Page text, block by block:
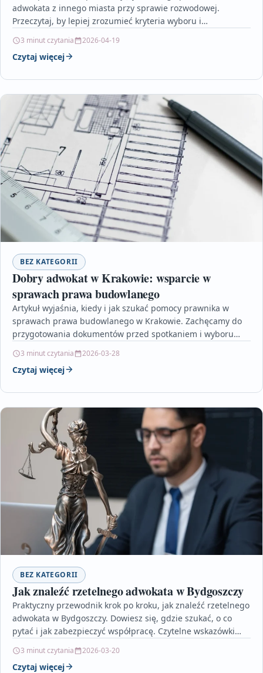
adwokata z innego miasta przy sprawie rozwodowej.
Przeczytaj, by lepiej zrozumieć kryteria wyboru i
3 minut czytania 2026-04-19
Czytaj więcej
BEZ KATEGORII
Dobry adwokat w Krakowie: wsparcie w
sprawach prawa budowlanego
Artykuł wyjaśnia, kiedy i jak szukać pomocy prawnika w
sprawach prawa budowlanego w Krakowie. Zachęcamy do
przygotowania dokumentów przed spotkaniem i wyboru
3 minut czytania 2026-03-28
Czytaj więcej
BEZ KATEGORII
Jak znaleźć rzetelnego adwokata w Bydgoszczy
Praktyczny przewodnik krok po kroku, jak znaleźć rzetelnego
adwokata w Bydgoszczy. Dowiesz się, gdzie szukać, o co
pytać i jak zabezpieczyć współpracę. Czytelne wskazówki…
3 minut czytania 2026-03-20
Czytaj więcej